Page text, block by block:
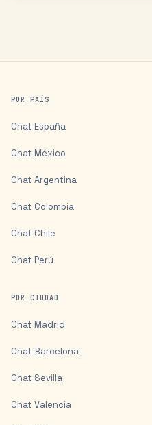
POR PAÍS
Chat España
Chat México
Chat Argentina
Chat Colombia
Chat Chile
Chat Perú
POR CIUDAD
Chat Madrid
Chat Barcelona
Chat Sevilla
Chat Valencia